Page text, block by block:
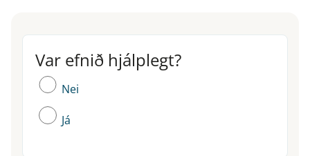
Var efnið hjálplegt?
Var efnið hjálplegt?
Nei
Já